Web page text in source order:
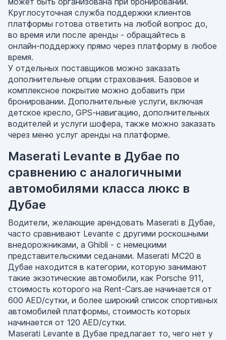
Круглосуточная служба поддержки клиентов
платформы готова ответить на любой вопрос до,
во время или после аренды - обращайтесь в
онлайн-поддержку прямо через платформу в любое
время.
У отдельных поставщиков можно заказать
дополнительные опции страхования. Базовое и
комплексное покрытие можно добавить при
бронировании. Дополнительные услуги, включая
детское кресло, GPS-навигацию, дополнительных
водителей и услуги шофера, также можно заказать
через меню услуг аренды на платформе.
Maserati Levante в Дубае по
сравнению с аналогичными
автомобилями класса люкс в
Дубае
Водители, желающие арендовать Maserati в Дубае,
часто сравнивают Levante с другими роскошными
внедорожниками, а Ghibli - с немецкими
представительскими седанами. Maserati MC20 в
Дубае находится в категории, которую занимают
такие экзотические автомобили, как Porsche 911,
стоимость которого на Rent-Cars.ae начинается от
600 AED/сутки, и более широкий список спортивных
автомобилей платформы, стоимость которых
начинается от 120 AED/сутки.
Maserati Levante в Дубае предлагает то, чего нет у